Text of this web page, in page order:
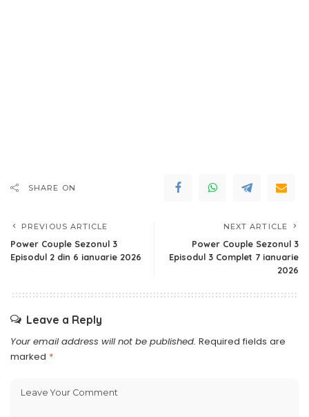
SHARE ON
PREVIOUS ARTICLE
Power Couple Sezonul 3
Episodul 2 din 6 ianuarie 2026
NEXT ARTICLE
Power Couple Sezonul 3
Episodul 3 Complet 7 ianuarie
2026
Leave a Reply
Your email address will not be published. Required fields are
marked *